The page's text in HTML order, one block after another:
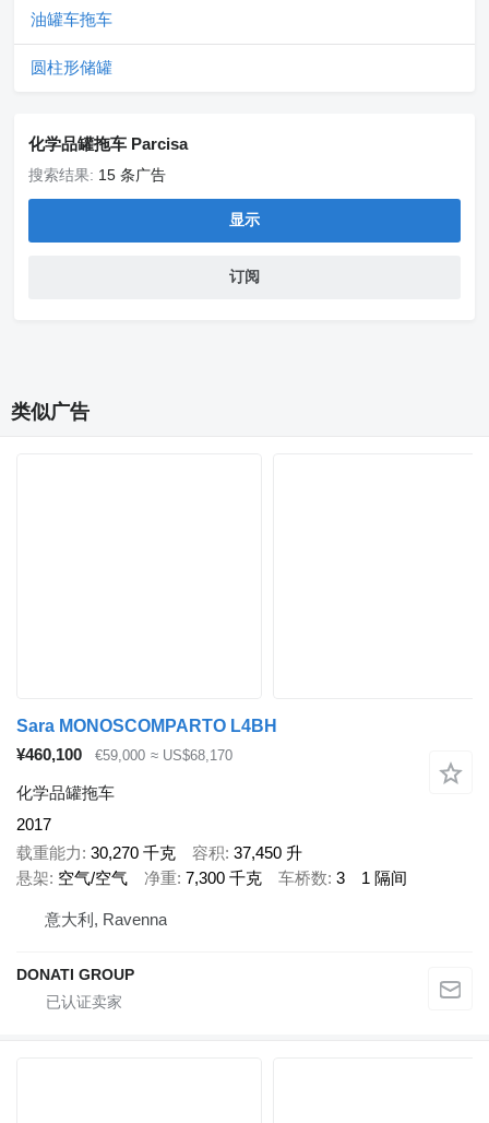
油罐车拖车
圆柱形储罐
化学品罐拖车 Parcisa
搜索结果: 15 条广告
显示
订阅
类似广告
Sara MONOSCOMPARTO L4BH
¥460,100
€59,000 ≈ US$68,170
化学品罐拖车
2017
载重能力 30,270 千克 容积 37,450 升
悬架 空气/空气 净重 7,300 千克 车桥数 3 1 隔间
意大利, Ravenna
DONATI GROUP